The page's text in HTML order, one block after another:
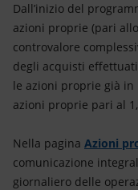
Dall’inizio del
azioni proprie (pari
controvalore
degli acquisti
le azioni proprie già in
azioni proprie pari al
Nella pagina Azioni
comunicazione
giornaliero delle